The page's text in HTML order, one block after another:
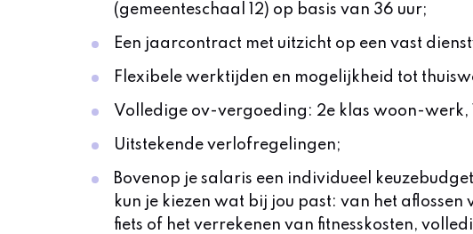
(gemeenteschaal 12) op basis van 36 uur;
Een jaarcontract met uitzicht op een vast
Flexibele werktijden en mogelijkheid tot
Volledige ov-vergoeding: 2e klas woon-werk,
Uitstekende verlofregelingen;
Bovenop je salaris een individueel
kun je kiezen wat bij jou past: van het
fiets of het verrekenen van fitnesskosten,